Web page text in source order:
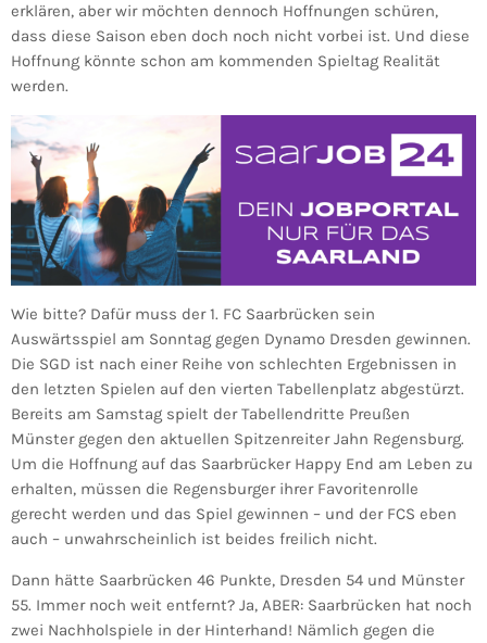
erklären, aber wir möchten dennoch Hoffnungen schüren,
dass diese Saison eben doch noch nicht vorbei ist. Und diese
Hoffnung könnte schon am kommenden Spieltag Realität
werden.
Wie bitte? Dafür muss der 1. FC Saarbrücken sein
Auswärtsspiel am Sonntag gegen Dynamo Dresden gewinnen.
Die SGD ist nach einer Reihe von schlechten Ergebnissen in
den letzten Spielen auf den vierten Tabellenplatz abgestürzt.
Bereits am Samstag spielt der Tabellendritte Preußen
Münster gegen den aktuellen Spitzenreiter Jahn Regensburg.
Um die Hoffnung auf das Saarbrücker Happy End am Leben zu
erhalten, müssen die Regensburger ihrer Favoritenrolle
gerecht werden und das Spiel gewinnen – und der FCS eben
auch – unwahrscheinlich ist beides freilich nicht.
Dann hätte Saarbrücken 46 Punkte, Dresden 54 und Münster
55. Immer noch weit entfernt? Ja, ABER: Saarbrücken hat noch
zwei Nachholspiele in der Hinterhand! Nämlich gegen die